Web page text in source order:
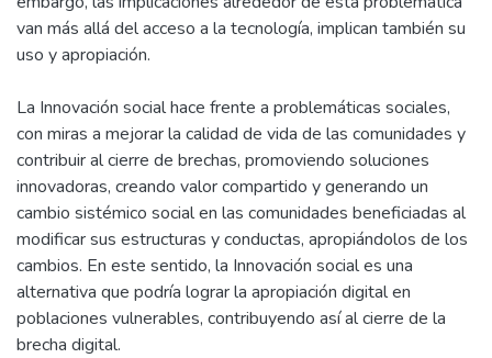
van más allá del acceso a la tecnología, implican también su
uso y apropiación.
La Innovación social hace frente a problemáticas sociales,
con miras a mejorar la calidad de vida de las comunidades y
contribuir al cierre de brechas, promoviendo soluciones
innovadoras, creando valor compartido y generando un
cambio sistémico social en las comunidades beneficiadas al
modificar sus estructuras y conductas, apropiándolos de los
cambios. En este sentido, la Innovación social es una
alternativa que podría lograr la apropiación digital en
poblaciones vulnerables, contribuyendo así al cierre de la
brecha digital.